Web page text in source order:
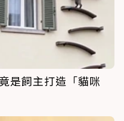
是飼主打造「貓咪